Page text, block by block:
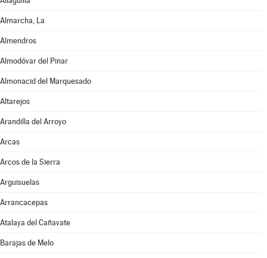
Almarcha, La
Almendros
Almodóvar del Pinar
Almonacid del Marquesado
Altarejos
Arandilla del Arroyo
Arcas
Arcos de la Sierra
Arguisuelas
Arrancacepas
Atalaya del Cañavate
Barajas de Melo